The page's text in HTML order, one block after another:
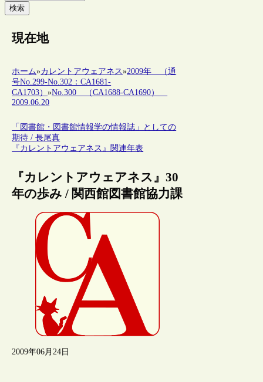
検索
現在地
ホーム»カレントアウェアネス»2009年 （通
号No.299-No.302：CA1681-
CA1703）»No.300 （CA1688-CA1690）
2009.06.20
「図書館・図書館情報学の情報誌」としての
期待 / 長尾真
『カレントアウェアネス』関連年表
『カレントアウェアネス』30
年の歩み / 関西館図書館協力課
2009年06月24日